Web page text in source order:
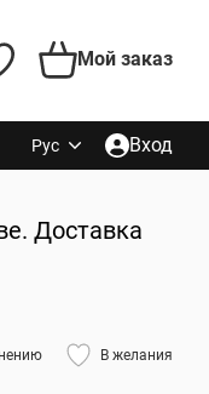
Мой заказ
Рус Вход
Доставка
В желания